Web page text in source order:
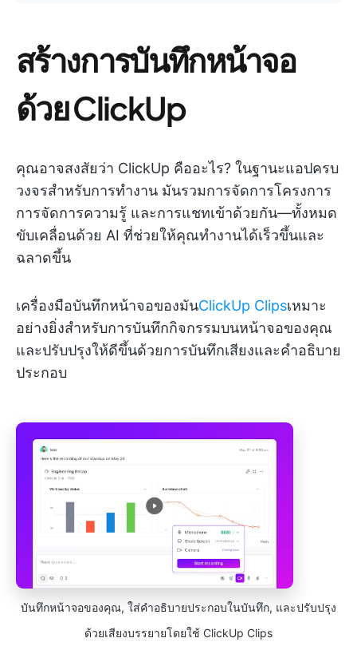
สร้างการบันทึกหน้าจอ
ด้วย ClickUp
คุณอาจสงสัยว่า ClickUp คืออะไร? ในฐานะแอปครบ
วงจรสำหรับการทำงาน มันรวมการจัดการโครงการ
การจัดการความรู้ และการแชทเข้าด้วยกัน—ทั้งหมด
ขับเคลื่อนด้วย AI ที่ช่วยให้คุณทำงานได้เร็วขึ้นและ
ฉลาดขึ้น
เครื่องมือบันทึกหน้าจอของมันClickUp Clipsเหมาะ
อย่างยิ่งสำหรับการบันทึกกิจกรรมบนหน้าจอของคุณ
และปรับปรุงให้ดีขึ้นด้วยการบันทึกเสียงและคำอธิบาย
ประกอบ
บันทึกหน้าจอของคุณ, ใส่คำอธิบายประกอบในบันทึก, และปรับปรุง
ด้วยเสียงบรรยายโดยใช้ ClickUp Clips